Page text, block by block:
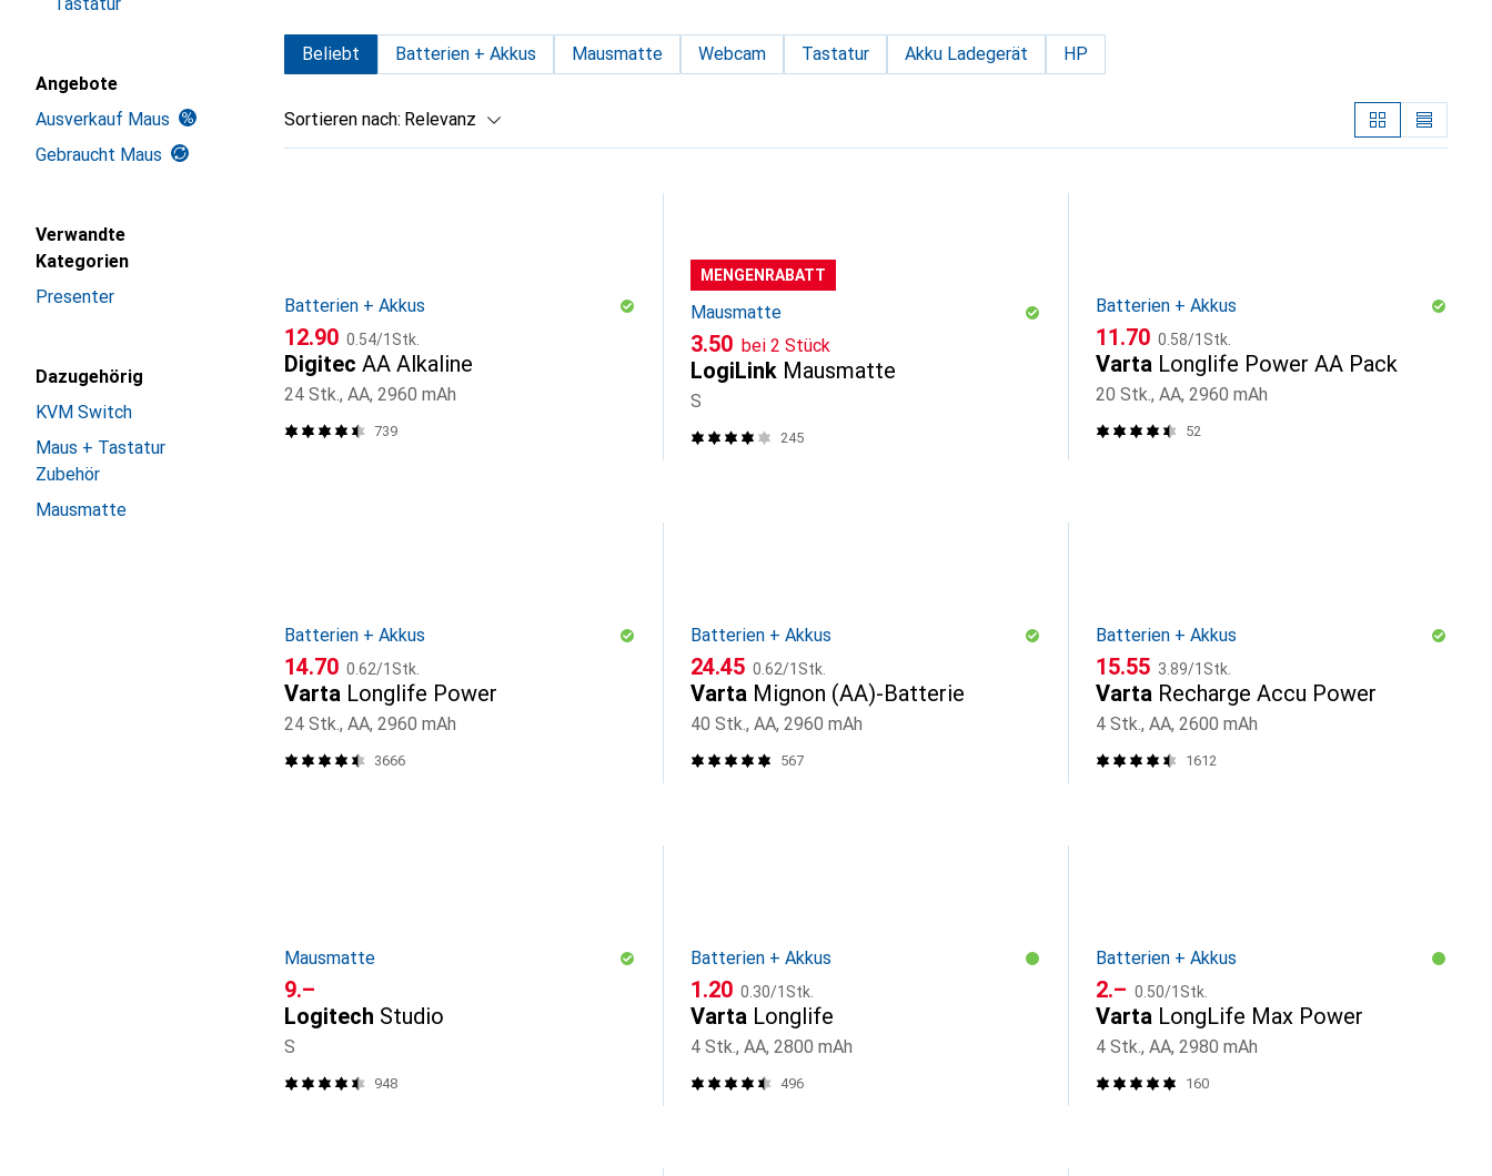
Angebote
Ausverkauf Maus
Gebraucht Maus
Verwandte
Kategorien
Presenter
Dazugehörig
KVM Switch
Maus + Tastatur
Zubehör
Mausmatte
Beliebt Batterien + Akkus Mausmatte Webcam Tastatur Akku Ladegerät HP
Sortieren nach: Relevanz
Batterien + Akkus
CHF
12.90 CHF
0.54/1Stk.
Digitec AA Alkaline
24 Stk., AA, 2960 mAh
739
MENGENRABATT
Mausmatte
CHF
3.50 bei 2 Stück
LogiLink Mausmatte
S
245
Batterien + Akkus
CHF
11.70 CHF
0.58/1Stk.
Varta Longlife Power AA Pack
20 Stk., AA, 2960 mAh
52
Batterien + Akkus
CHF
14.70 CHF
0.62/1Stk.
Varta Longlife Power
24 Stk., AA, 2960 mAh
3666
Batterien + Akkus
CHF
24.45 CHF
0.62/1Stk.
Varta Mignon (AA)-Batterie
40 Stk., AA, 2960 mAh
567
Batterien + Akkus
CHF
15.55 CHF
3.89/1Stk.
Varta Recharge Accu Power
4 Stk., AA, 2600 mAh
1612
Mausmatte
CHF
9.–
Logitech Studio
S
948
Batterien + Akkus
CHF
1.20 CHF
0.30/1Stk.
Varta Longlife
4 Stk., AA, 2800 mAh
496
Batterien + Akkus
CHF
2.– CHF
0.50/1Stk.
Varta LongLife Max Power
4 Stk., AA, 2980 mAh
160